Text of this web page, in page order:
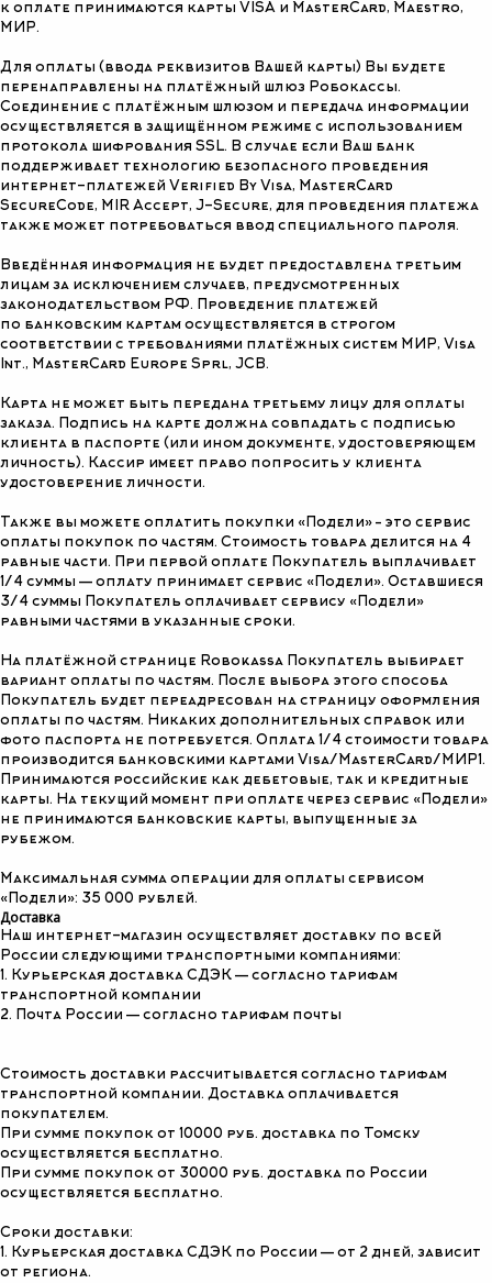
к оплате принимаются карты VISA и MasterCard, Maestro,
МИР.
Для оплаты (ввода реквизитов Вашей карты) Вы будете
перенаправлены на платёжный шлюз Робокассы.
Соединение с платёжным шлюзом и передача информации
осуществляется в защищённом режиме с использованием
протокола шифрования SSL. В случае если Ваш банк
поддерживает технологию безопасного проведения
интернет-платежей Verified By Visa, MasterCard
SecureCode, MIR Accept, J-Secure, для проведения платежа
также может потребоваться ввод специального пароля.
Введённая информация не будет предоставлена третьим
лицам за исключением случаев, предусмотренных
законодательством РФ. Проведение платежей
по банковским картам осуществляется в строгом
соответствии с требованиями платёжных систем МИР, Visa
Int., MasterCard Europe Sprl, JCB.
Карта не может быть передана третьему лицу для оплаты
заказа. Подпись на карте должна совпадать с подписью
клиента в паспорте (или ином документе, удостоверяющем
личность). Кассир имеет право попросить у клиента
удостоверение личности.
Также вы можете оплатить покупки «Подели» – это сервис
оплаты покупок по частям. Стоимость товара делится на 4
равные части. При первой оплате Покупатель выплачивает
1/4 суммы — оплату принимает сервис «Подели». Оставшиеся
3/4 суммы Покупатель оплачивает сервису «Подели»
равными частями в указанные сроки.
На платёжной странице Robokassa Покупатель выбирает
вариант оплаты по частям. После выбора этого способа
Покупатель будет переадресован на страницу оформления
оплаты по частям. Никаких дополнительных справок или
фото паспорта не потребуется. Оплата 1/4 стоимости товара
производится банковскими картами Visa/MasterCard/МИР1.
Принимаются российские как дебетовые, так и кредитные
карты. На текущий момент при оплате через сервис «Подели»
не принимаются банковские карты, выпущенные за
рубежом.
Максимальная сумма операции для оплаты сервисом
«Подели»: 35 000 рублей.
Доставка
Наш интернет-магазин осуществляет доставку по всей
России следующими транспортными компаниями:
1. Курьерская доставка СДЭК — согласно тарифам
транспортной компании
2. Почта России — согласно тарифам почты
Стоимость доставки рассчитывается согласно тарифам
транспортной компании. Доставка оплачивается
покупателем.
При сумме покупок от 10000 руб. доставка по Томску
осуществляется бесплатно.
При сумме покупок от 30000 руб. доставка по России
осуществляется бесплатно.
Сроки доставки:
1. Курьерская доставка СДЭК по России — от 2 дней, зависит
от региона.
КАТАЛОГ